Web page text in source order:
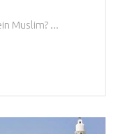
Muslim? ...